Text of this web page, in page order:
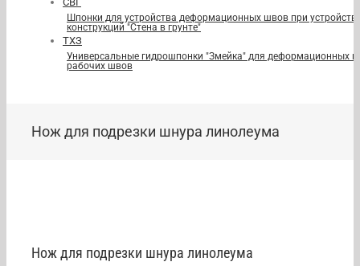
Шпонки для устройства деформационных швов при
конструкций "Стена в грунте"
ТХЗ
Универсальные гидрошпонки "Змейка" для деформационных и
рабочих швов
Нож для подрезки шнура линолеума
Нож для подрезки шнура линолеума